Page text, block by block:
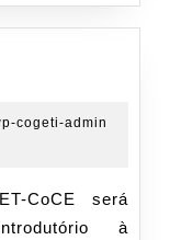
cogeti-admin
à